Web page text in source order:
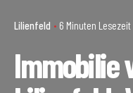
Lilienfeld 6 Minuten Lesezeit
Immobilie